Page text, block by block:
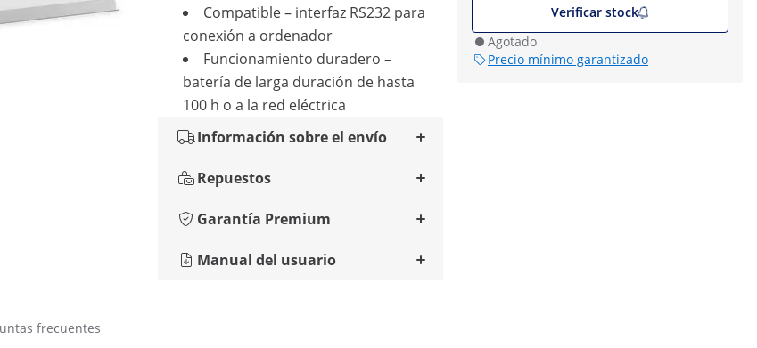
Verificar stock
Agotado
Precio mínimo garantizado
Compatible – interfaz RS232 para
conexión a ordenador
Funcionamiento duradero –
batería de larga duración de hasta
100 h o a la red eléctrica
Información sobre el envío
Repuestos
Garantía Premium
Manual del usuario
frecuentes